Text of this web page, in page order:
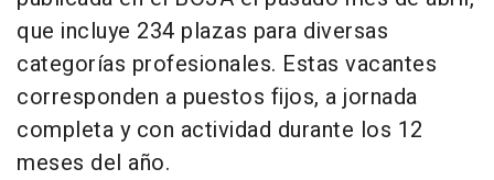
que incluye 234 plazas para diversas
categorías profesionales. Estas vacantes
corresponden a puestos fijos, a jornada
completa y con actividad durante los 12
meses del año.